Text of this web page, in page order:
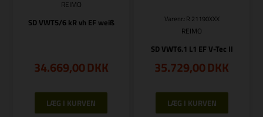
REIMO
SD VWT5/6 kR vh EF weiß
34.669,00DKK
Varenr.: R 21190XXX
REIMO
SD VWT6.1 L1 EF V-Tec II
35.729,00DKK